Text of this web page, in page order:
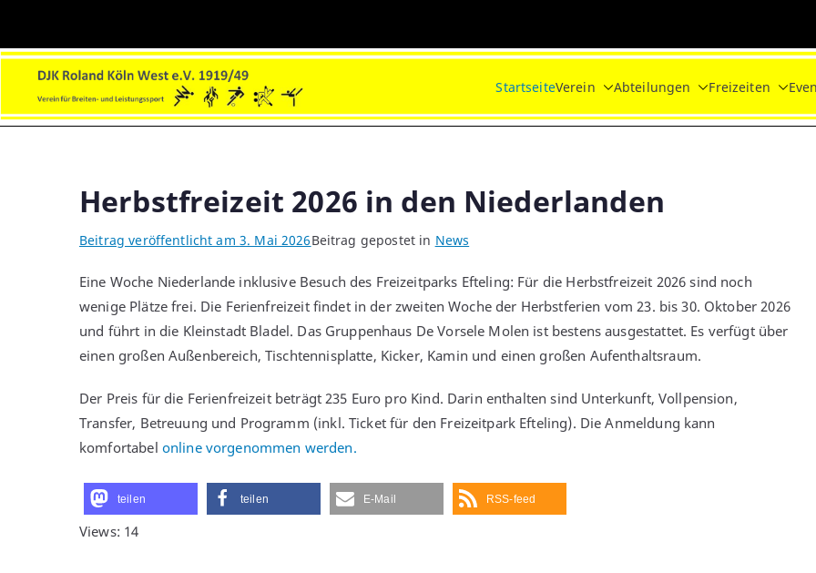
springen
DJK Roland Köln-West e.V.
Sport und Soziales!
StartseiteVerein Abteilungen Freizeiten
Herbstfreizeit 2026 in den Niederlanden
Beitrag veröffentlicht am 3. Mai 2026Beitrag gepostet in News
Eine Woche Niederlande inklusive Besuch des Freizeitparks Efteling: Für die Herbstfreizeit 2026 sind noch
wenige Plätze frei. Die Ferienfreizeit findet in der zweiten Woche der Herbstferien vom 23. bis 30. Oktober 2026
und führt in die Kleinstadt Bladel. Das Gruppenhaus De Vorsele Molen ist bestens ausgestattet. Es verfügt über
einen großen Außenbereich, Tischtennisplatte, Kicker, Kamin und einen großen Aufenthaltsraum.
Der Preis für die Ferienfreizeit beträgt 235 Euro pro Kind. Darin enthalten sind Unterkunft, Vollpension,
Transfer, Betreuung und Programm (inkl. Ticket für den Freizeitpark Efteling). Die Anmeldung kann
komfortabel online vorgenommen werden.
teilen teilen E-Mail RSS-feed
Views: 14